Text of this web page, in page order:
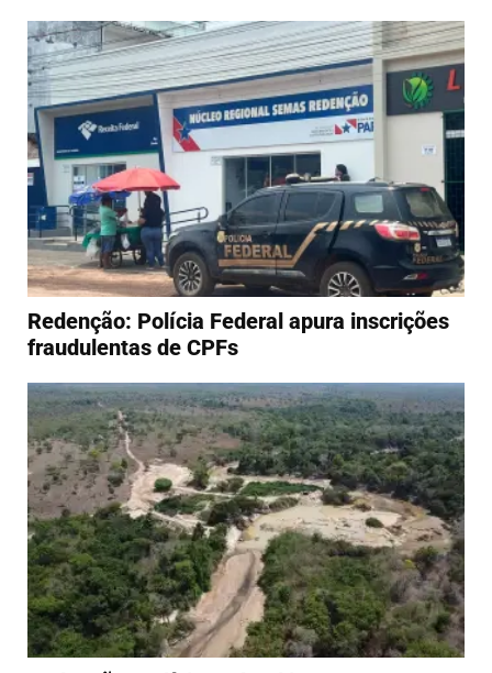
Redenção: Polícia Federal apura inscrições
fraudulentas de CPFs